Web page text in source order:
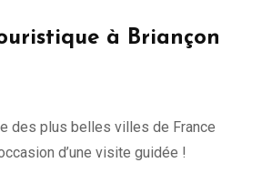
à Briançon
des plus belles villes de France
d’une visite guidée !